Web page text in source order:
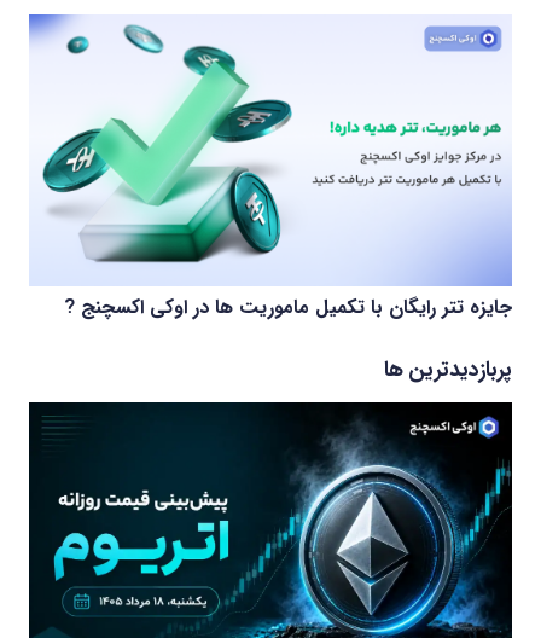
جایزه تتر رایگان با تکمیل ماموریت ها در اوکی اکسچنج ?
پربازدیدترین ها